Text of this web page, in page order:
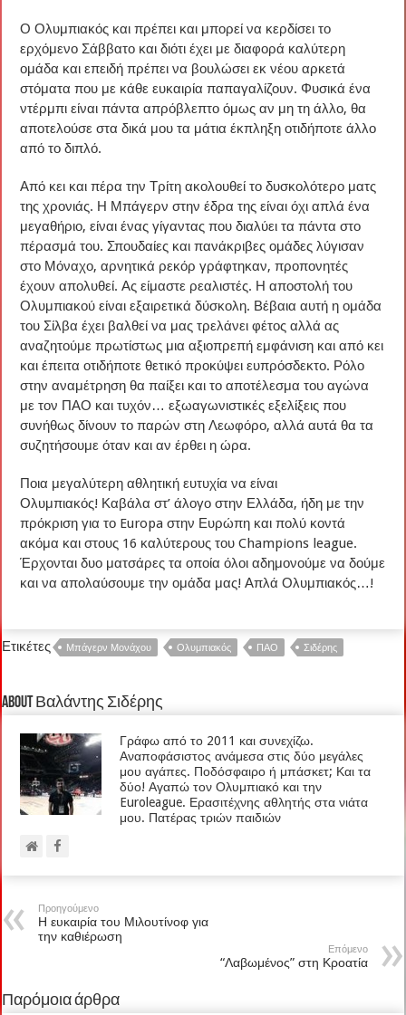
Ο Ολυμπιακός και πρέπει και μπορεί να κερδίσει το
ερχόμενο Σάββατο και διότι έχει με διαφορά καλύτερη
ομάδα και επειδή πρέπει να βουλώσει εκ νέου αρκετά
στόματα που με κάθε ευκαιρία παπαγαλίζουν. Φυσικά ένα
ντέρμπι είναι πάντα απρόβλεπτο όμως αν μη τη άλλο, θα
αποτελούσε στα δικά μου τα μάτια έκπληξη οτιδήποτε άλλο
από το διπλό.
Από κει και πέρα την Τρίτη ακολουθεί το δυσκολότερο ματς
της χρονιάς. Η Μπάγερν στην έδρα της είναι όχι απλά ένα
μεγαθήριο, είναι ένας γίγαντας που διαλύει τα πάντα στο
πέρασμά του. Σπουδαίες και πανάκριβες ομάδες λύγισαν
στο Μόναχο, αρνητικά ρεκόρ γράφτηκαν, προπονητές
έχουν απολυθεί. Ας είμαστε ρεαλιστές. Η αποστολή του
Ολυμπιακού είναι εξαιρετικά δύσκολη. Βέβαια αυτή η ομάδα
του Σίλβα έχει βαλθεί να μας τρελάνει φέτος αλλά ας
αναζητούμε πρωτίστως μια αξιοπρεπή εμφάνιση και από κει
και έπειτα οτιδήποτε θετικό προκύψει ευπρόσδεκτο. Ρόλο
στην αναμέτρηση θα παίξει και το αποτέλεσμα του αγώνα
με τον ΠΑΟ και τυχόν… εξωαγωνιστικές εξελίξεις που
συνήθως δίνουν το παρών στη Λεωφόρο, αλλά αυτά θα τα
συζητήσουμε όταν και αν έρθει η ώρα.
Ποια μεγαλύτερη αθλητική ευτυχία να είναι
Ολυμπιακός! Καβάλα στ’ άλογο στην Ελλάδα, ήδη με την
πρόκριση για το Europa στην Ευρώπη και πολύ κοντά
ακόμα και στους 16 καλύτερους του Champions league.
Έρχονται δυο ματσάρες τα οποία όλοι αδημονούμε να δούμε
και να απολαύσουμε την ομάδα μας! Απλά Ολυμπιακός…!
Ετικέτες Μπάγερν Μονάχου Ολυμπιακός ΠΑΟ Σιδέρης
About Βαλάντης Σιδέρης
Γράφω από το 2011 και συνεχίζω.
Αναποφάσιστος ανάμεσα στις δύο μεγάλες
μου αγάπες. Ποδόσφαιρο ή μπάσκετ; Και τα
δύο! Αγαπώ τον Ολυμπιακό και την
Euroleague. Ερασιτέχνης αθλητής στα νιάτα
μου. Πατέρας τριών παιδιών
Προηγούμενο
Η ευκαιρία του Μιλουτίνοφ για
την καθιέρωση
Επόμενο
“Λαβωμένος” στη Κροατία
Παρόμοια άρθρα